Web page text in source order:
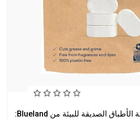
أقراص منظف غسالة الأطباق الصديقة للبيئة من Blueland: